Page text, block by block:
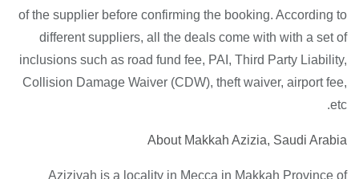
of the supplier before confirming the booking. According to
different suppliers, all the deals come with with a set of
inclusions such as road fund fee, PAI, Third Party Liability,
Collision Damage Waiver (CDW), theft waiver, airport fee,
etc.
About Makkah Azizia, Saudi Arabia
Aziziyah is a locality in Mecca in Makkah Province of